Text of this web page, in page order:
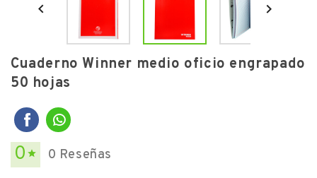
 
Cuaderno Winner medio oficio engrapado
50 hojas
0  0 Reseñas